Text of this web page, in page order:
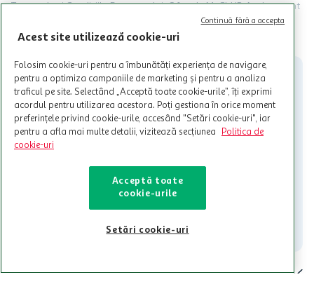
Termenele și Condițiile Programului. Ofertele MyCLUB Auchan sunt
valabile in limita stocurilor disponibile. Beneficiile se acorda in
limita a 12 unitati / card client o singura data in perioada promotiei.
Cardul poate fi utilizat doar in legatura cu magazinele Auchan
nu poate fi utilizat in legatura cu alti comercianți sau pentru alte
activitati in afara celor mentionate in Termene si Conditii. Auchan
nu raspunde pentru imposibilitatea utilizarii Cardului in perioada in
care aceste este suspendat sau in perioada in care sunt efectuate
intretineri sau reparatii tehnice la sistemul de utilizarea al Cardului.
CITESTE MAI MULT
Iti stam mereu la dispozitie.
021-9141 contact@auchan.ro
Pentru tine
Acest site utilizează cookie-uri
Folosim cookie-uri pentru a îmbunătăți experiența de navigare,
pentru a optimiza campaniile de marketing și pentru a analiza
traficul pe site. Selectând „Acceptă toate cookie-urile”, îți exprimi
acordul pentru utilizarea acestora. Poți gestiona în orice moment
preferințele privind cookie-urile, accesând "Setări cookie-uri", iar
pentru a afla mai multe detalii, vizitează secțiunea
Politica de
cookie-uri
Acceptă toate
cookie-urile
Setări cookie-uri
Continuă fără a accepta